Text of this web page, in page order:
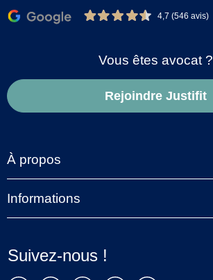
4,7 (546 avis)
Vous êtes avocat ?
Rejoindre Justifit
À propos
Informations
Suivez-nous !